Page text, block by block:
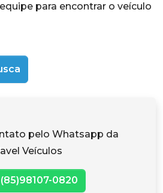
para encontrar o veículo
pelo Whatsapp da
Veículos
(85)98107-0820